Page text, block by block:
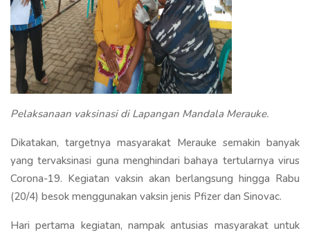
Pelaksanaan vaksinasi di Lapangan Mandala Merauke.
Dikatakan, targetnya masyarakat Merauke semakin banyak
yang tervaksinasi guna menghindari bahaya tertularnya virus
Corona-19. Kegiatan vaksin akan berlangsung hingga Rabu
(20/4) besok menggunakan vaksin jenis Pfizer dan Sinovac.
Hari pertama kegiatan, nampak antusias masyarakat untuk